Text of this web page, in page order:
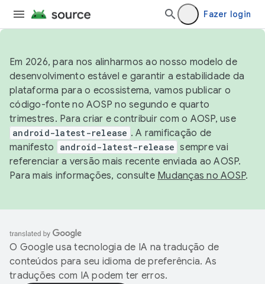
Fazer login
Em 2026, para nos alinharmos ao nosso modelo de
desenvolvimento estável e garantir a estabilidade da
plataforma para o ecossistema, vamos publicar o
código-fonte no AOSP no segundo e quarto
trimestres. Para criar e contribuir com o AOSP, use
android-latest-release . A ramificação de
manifesto
android-latest-release sempre vai
referenciar a versão mais recente enviada ao AOSP.
Para mais informações, consulte Mudanças no AOSP.
O Google usa tecnologia de IA na tradução de
conteúdos para seu idioma de preferência. As
traduções com IA podem ter erros.